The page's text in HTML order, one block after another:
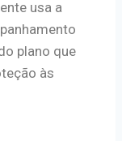
usa a
plano que
às